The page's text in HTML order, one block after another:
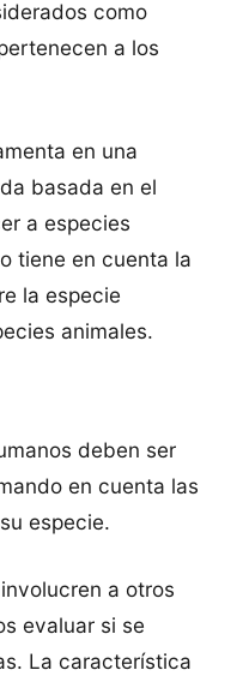
como
a los
en una
basada en el
a especies
tiene en cuenta la
la especie
animales.
deben ser
en cuenta las
especie.
a otros
evaluar si se
La característica